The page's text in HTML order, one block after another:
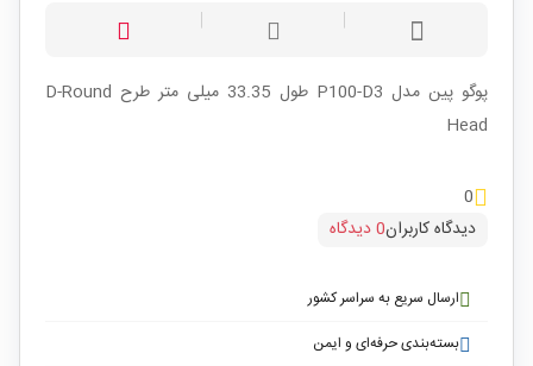
پوگو پین مدل P100-D3 طول 33.35 میلی متر طرح D-Round
Head
0
دیدگاه کاربران0 دیدگاه
ارسال سریع به سراسر کشور
بسته‌بندی حرفه‌ای و ایمن